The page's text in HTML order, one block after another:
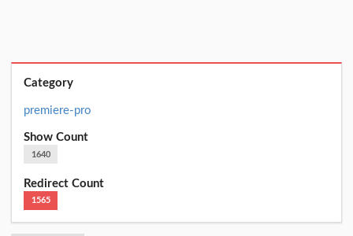
Category
premiere-pro
Show Count
1640
Redirect Count
1565